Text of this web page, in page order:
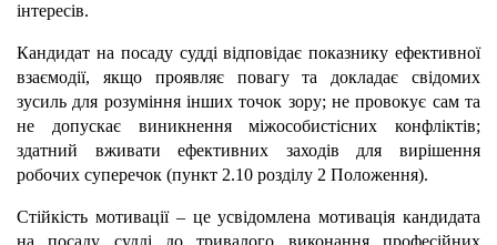
інтересів.
Кандидат на посаду судді відповідає показнику ефективної
взаємодії, якщо проявляє повагу та докладає свідомих
зусиль для розуміння інших точок зору; не провокує сам та
не допускає виникнення міжособистісних конфліктів;
здатний вживати ефективних заходів для вирішення
робочих суперечок (пункт 2.10 розділу 2 Положення).
Стійкість мотивації – це усвідомлена мотивація кандидата